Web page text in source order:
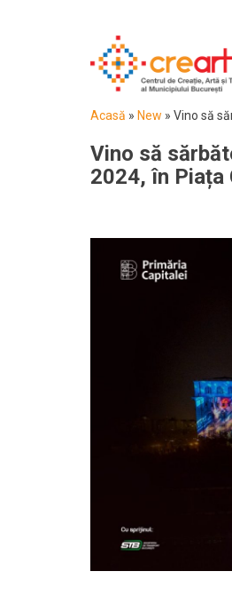
Acasă » New » Vino să
Vino să
2024, în